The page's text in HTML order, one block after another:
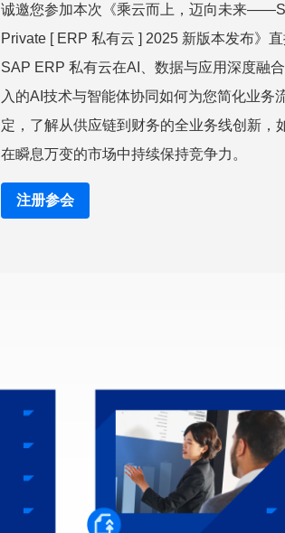
诚邀您参加本次《乘云而上，迈向未来
Private [ ERP 私有云 ] 2025 新版本发布》
SAP ERP 私有云在AI、数据与应用深度融
入的AI技术与智能体协同如何为您简化业务
定，了解从供应链到财务的全业务线创新，
在瞬息万变的市场中持续保持竞争力。
注册参会